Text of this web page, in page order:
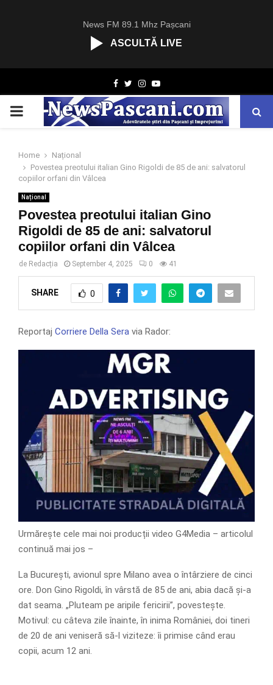
News FM 89.1 Mhz Pașcani
ASCULTĂ LIVE
Facebook
TwitterInstagram
Youtube
PRIMARY
Home
Național
Povestea preotului italian Gino Rigoldi de 85 de ani: salvatorul
copiilor orfani din Vâlcea
Național
Povestea preotului italian Gino
Rigoldi de 85 de ani: salvatorul
copiilor orfani din Vâlcea
de Redacția September 4, 2025 0 41
SHARE 0
Reportaj Corriere Della Sera via Rador:
Urmărește cele mai noi producții video G4Media – articolul
continuă mai jos –
La București, avionul spre Milano avea o întârziere de cinci
ore. Don Gino Rigoldi, în vârstă de 85 de ani, abia dacă și-a
dat seama. „Pluteam pe aripile fericirii”, povestește.
Motivul: cu câteva zile înainte, în inima României, doi tineri
de 20 de ani veniseră să-l viziteze: îi primise când erau
copii, acum 12 ani.